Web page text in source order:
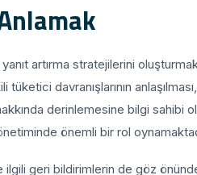
artırma stratejilerini
davranışlarının anlaşılması,
derinlemesine bilgi sahibi
önemli bir rol
geri bildirimlerin de göz